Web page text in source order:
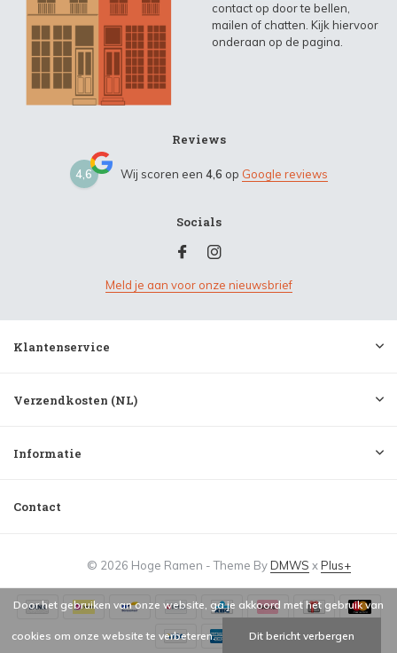
contact op door te bellen,
mailen of chatten. Kijk hiervoor
onderaan op de pagina.
Reviews
4,6 Wij scoren een 4,6 op Google reviews
Socials
Meld je aan voor onze nieuwsbrief
Klantenservice
Verzendkosten (NL)
Informatie
Contact
© 2026 Hoge Ramen - Theme ByDMWS xPlus+
Door het gebruiken van onze website, ga je akkoord met het gebruik van
cookies om onze website te verbeteren. Dit bericht verbergen